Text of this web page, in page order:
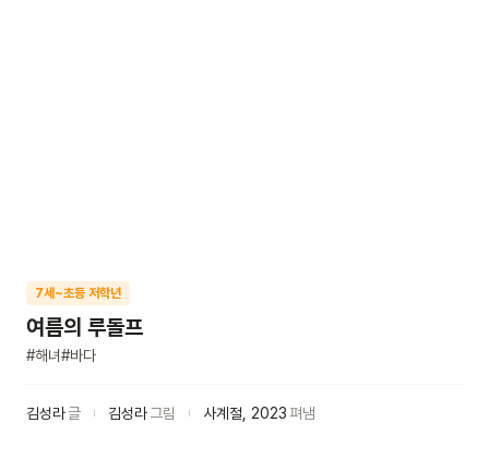
7세~초등 저학년
여름의 루돌프
#해녀#바다
김성라글 김성라그림 사계절 2023펴냄